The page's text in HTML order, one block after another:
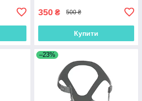
350 ₴ 500 ₴
Купити
–23%